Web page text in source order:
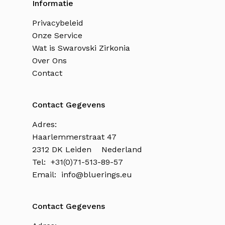
Informatie
Privacybeleid
Onze Service
Wat is Swarovski Zirkonia
Over Ons
Contact
Contact Gegevens
Adres:
Haarlemmerstraat 47
2312 DK Leiden Nederland
Tel: +31(0)71-513-89-57
Email: info@bluerings.eu
Contact Gegevens